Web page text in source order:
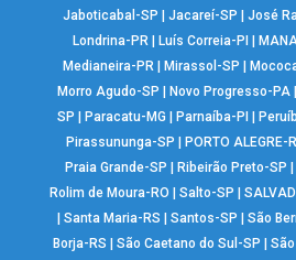
Jaboticabal-SP
Jacareí-SP José
Londrina-PR| Luís Correia-PI
Medianeira-PR
Mirassol-SP
Morro Agudo-SP
Novo Progresso-PA
SP
Paracatu-MG Parnaíba-PI
Pirassununga-SP
PORTO ALEGRE-
Praia Grande-SP
Ribeirão Preto-SP
Rolim de Moura-RO
Salto-SP
|Santa Maria-RS |Santos-SP |São
Borja-RS
|São Caetano do Sul-SP |